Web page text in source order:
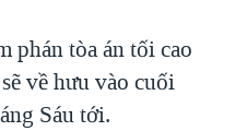
phán tòa án tối cao
về hưu vào cuối
Sáu tới.